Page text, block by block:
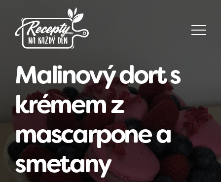
Malinový dort s
krémem z
mascarpone a
smetany